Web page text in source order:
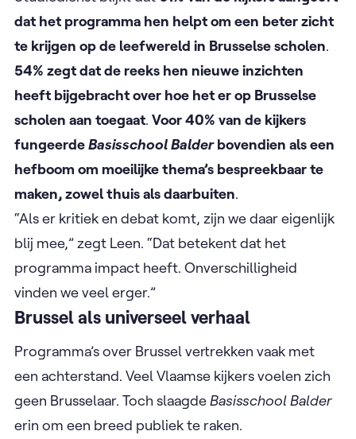
dat het programma hen helpt om een beter zicht
te krijgen op de leefwereld in Brusselse scholen.
54% zegt dat de reeks hen nieuwe inzichten
heeft bijgebracht over hoe het er op Brusselse
scholen aan toegaat. Voor 40% van de kijkers
fungeerdeBasisschool Balderbovendien als een
hefboom om moeilijke thema’s bespreekbaar te
maken, zowel thuis als daarbuiten.
“Als er kritiek en debat komt, zijn we daar eigenlijk
blij mee,” zegt Leen. “Dat betekent dat het
programma impact heeft. Onverschilligheid
vinden we veel erger.”
Brussel als universeel verhaal
Programma’s over Brussel vertrekken vaak met
een achterstand. Veel Vlaamse kijkers voelen zich
geen Brusselaar. Toch slaagdeBasisschool Balder
erin om een breed publiek te raken.